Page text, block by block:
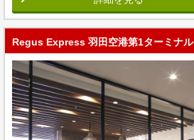
Regus Express 羽田空港第1ターミナル